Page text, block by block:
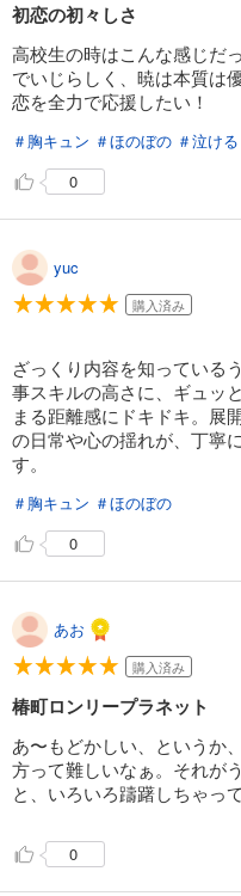
初恋の初々しさ
高校生の時はこんな感じだ
でいじらしく、暁は本質は
恋を全力で応援したい！
＃胸キュン ＃ほのぼの ＃泣ける
0
yuc
購入済み
ざっくり内容を知っている
事スキルの高さに、ギュッ
まる距離感にドキドキ。展
の日常や心の揺れが、丁寧
す。
＃胸キュン ＃ほのぼの
0
あお
購入済み
椿町ロンリープラネット
あ〜もどかしい、というか
方って難しいなぁ。それが
と、いろいろ躊躇しちゃっ
0